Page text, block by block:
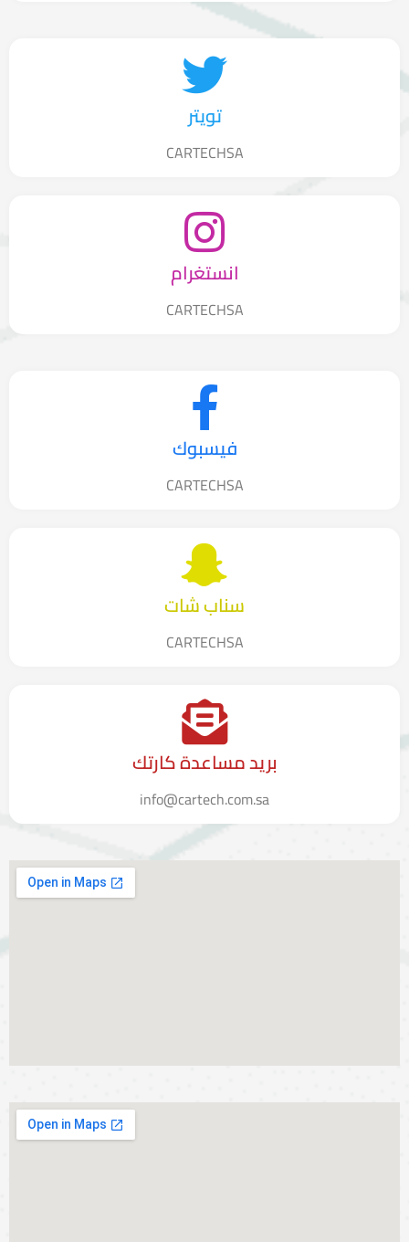
تويتر
CARTECHSA
انستغرام
CARTECHSA
فيسبوك
CARTECHSA
سناب شات
CARTECHSA
بريد مساعدة كارتك
info@cartech.com.sa